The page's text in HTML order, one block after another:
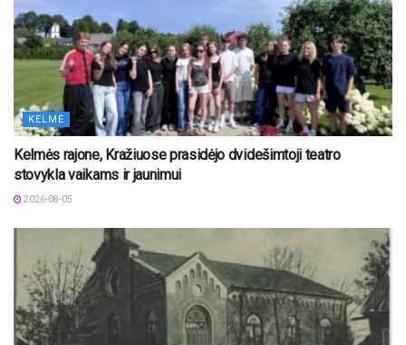
KELMĖ
Kelmės rajone, Kražiuose prasidėjo dvidešimtoji teatro
stovykla vaikams ir jaunimui
2026-08-05